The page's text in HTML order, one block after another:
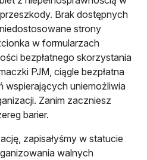
Brak dostępnych
strony
w formularzach
bezpłatnego skorzystania
PJM, ciągle bezpłatna
wspierających uniemożliwia
Zanim zaczniesz
barier.
zapisałyśmy w statucie
walnych